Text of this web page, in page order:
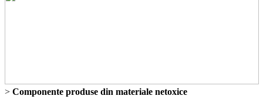
> Componente produse din materiale netoxice